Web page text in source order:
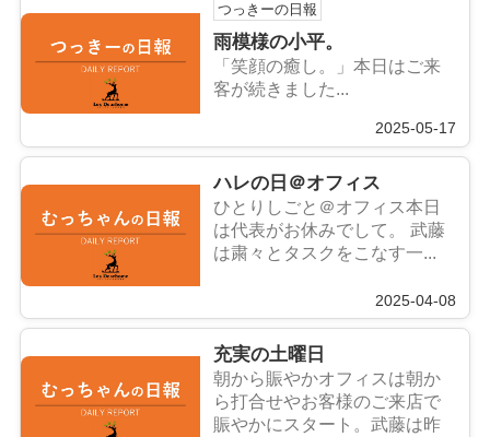
つっきーの日報
雨模様の小平。
「笑顔の癒し。」本日はご来
客が続きました...
2025-05-17
ハレの日＠オフィス
ひとりしごと＠オフィス本日
は代表がお休みでして。 武藤
は粛々とタスクをこなす一...
2025-04-08
充実の土曜日
朝から賑やかオフィスは朝か
ら打合せやお客様のご来店で
賑やかにスタート。武藤は昨